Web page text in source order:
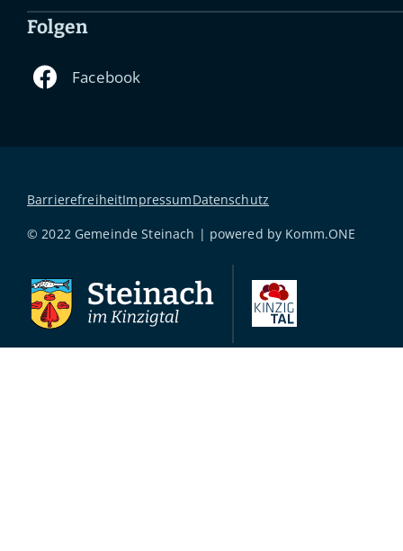
Folgen
BarrierefreiheitImpressumDatenschutz
© 2022 Gemeinde Steinach | powered by Komm.ONE